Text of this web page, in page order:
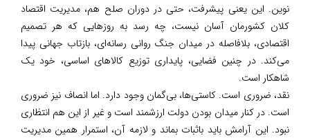
نوین. این یعنی پیشرفت، حتی در دوران صلح هم، مدیریت اقتصاد
کلان کشورمان آسان نیست، چه رسد به روزهایی که هر تصمیم
اقتصادی، بلافاصله در میدان جنگ روانی رسانه‌ای، بازتاب جهانی پیدا
می‌کند. در چنین فضایی، پایداری توزیع کالاهای اساسی، خود یک
شاهکار است.
نقد، ضروری است. کاستی‌ها، بی‌گمان وجود دارد. اما انصاف نیز ضروری
است. در کنار میدان بودن دولت ارزشمند است و غیر از این هم انتظاری
نبود. این آرامش باید باثبات بماند و لازمه آن، استمرار همین مدیریت